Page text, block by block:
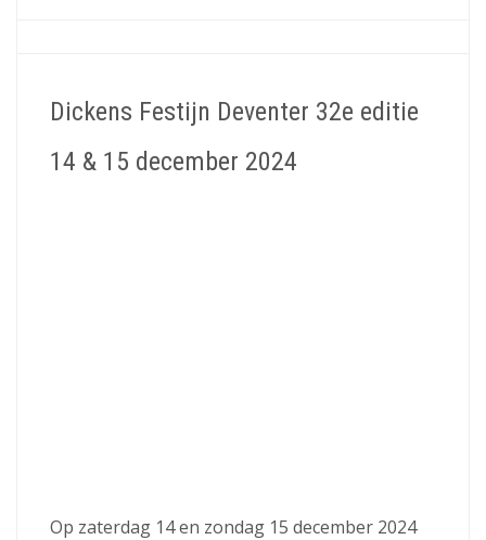
Dickens Festijn Deventer 32e editie
14 & 15 december 2024
Op zaterdag 14 en zondag 15 december 2024